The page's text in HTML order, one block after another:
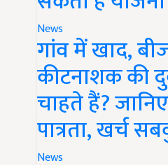
News
गांव में खाद,
कीटनाशक की
चाहते हैं?
पात्रता, खर्च
News